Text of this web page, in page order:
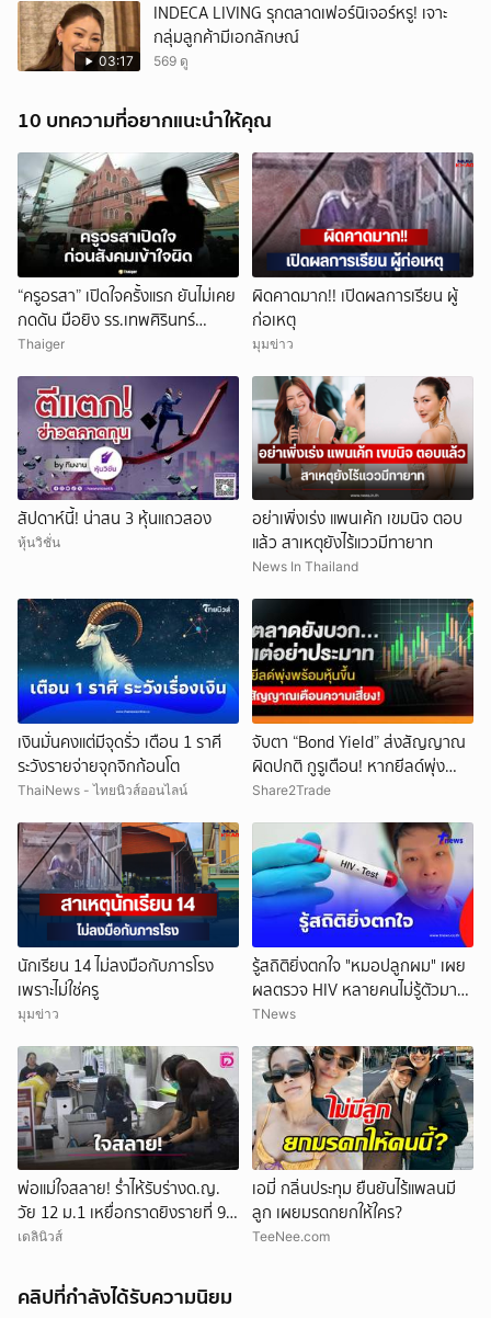
03:17
INDECA LIVING รุกตลาดเฟอร์นิเจอร์หรู! เจาะ
กลุ่มลูกค้ามีเอกลักษณ์
569 ดู
10 บทความที่อยากแนะนำให้คุณ
“ครูอรสา” เปิดใจครั้งแรก ยันไม่เคย
กดดัน มือยิง รร.เทพศิรินทร์
นนทบุรี
Thaiger
ผิดคาดมาก!! เปิดผลการเรียน ผู้
ก่อเหตุ
มุมข่าว
สัปดาห์นี้! น่าสน 3 หุ้นแถวสอง
หุ้นวิชั่น
อย่าเพิ่งเร่ง แพนเค้ก เขมนิจ ตอบ
แล้ว สาเหตุยังไร้แววมีทายาท
News In Thailand
เงินมั่นคงแต่มีจุดรั่ว เตือน 1 ราศี
ระวังรายจ่ายจุกจิกก้อนโต
ThaiNews - ไทยนิวส์ออนไลน์
จับตา “Bond Yield” ส่งสัญญาณ
ผิดปกติ กูรูเตือน! หากยีลด์พุ่ง
พร้อมหุ้นขึ้น แรงกระแทกตลาดอาจ
Share2Trade
นักเรียน 14 ไม่ลงมือกับภารโรง
เพราะไม่ใช่ครู
มุมข่าว
รู้สถิติยิ่งตกใจ "หมอปลูกผม" เผย
ผลตรวจ HIV หลายคนไม่รู้ตัวมา
ก่อน
TNews
พ่อแม่ใจสลาย! ร่ำไห้รับร่างด.ญ.
วัย 12 ม.1 เหยื่อกราดยิงรายที่ 9
สุดเศร้านำไปบำเพ็ญกุศล
เดลินิวส์
เอมี่ กลิ่นประทุม ยืนยันไร้แพลนมี
ลูก เผยมรดกยกให้ใคร?
TeeNee.com
คลิปที่กำลังได้รับความนิยม